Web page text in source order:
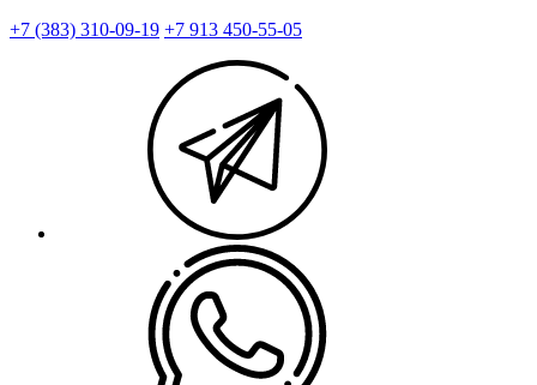
+7 (383) 310-09-19 +7 913 450-55-05